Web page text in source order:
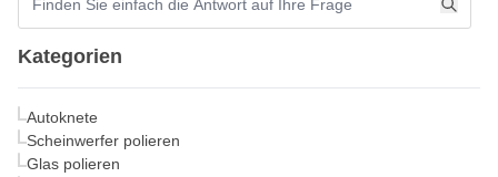
Kategorien
Autoknete
Scheinwerfer polieren
Glas polieren